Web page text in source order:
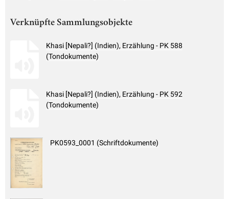
Verknüpfte Sammlungsobjekte
Khasi [Nepali?] (Indien), Erzählung - PK 588
(Tondokumente)
Khasi [Nepali?] (Indien), Erzählung - PK 592
(Tondokumente)
PK0593_0001 (Schriftdokumente)